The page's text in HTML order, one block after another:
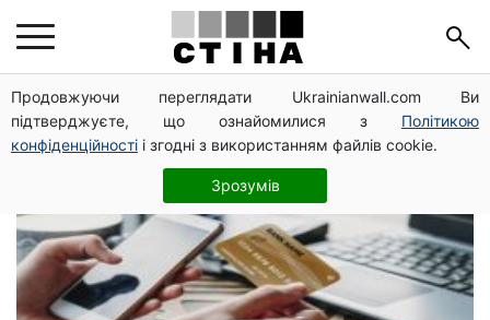
Продовжуючи переглядати Ukrainianwall.com Ви
підтверджуєте, що ознайомилися з Політикою
конфіденційності і згодні з використанням файлів cookie.
Зрозумів
новые правила